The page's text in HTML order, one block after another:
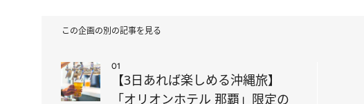
この企画の別の記事を見る
01
【3日あれば楽しめる沖縄旅】
「オリオンホテル 那覇」限定の